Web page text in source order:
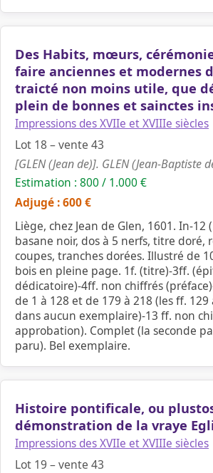
Des Habits, mœurs,
faire anciennes et modernes
traicté non moins utile, que
plein de bonnes et sainctes
Impressions des XVIIe et XVIIIe siècles
Lot 18 – vente 43
[GLEN (Jean de)]. GLEN (Jean-Baptiste
Estimation : 800 / 1.000 €
Adjugé : 600 €
Liège, chez Jean de Glen, 1601. In-12
basane noir, dos à 5 nerfs, titre doré,
coupes, tranches dorées. Illustré de
bois en pleine page. 1f. (titre)-3ff.
dédicatoire)-4ff. non chiffrés
de 1 à 128 et de 179 à 218 (les ff. 129
dans aucun exemplaire)-13 ff. non
approbation). Complet (la seconde
paru). Bel exemplaire.
Histoire pontificale, ou
démonstration de la vraye
Impressions des XVIIe et XVIIIe siècles
Lot 19 – vente 43